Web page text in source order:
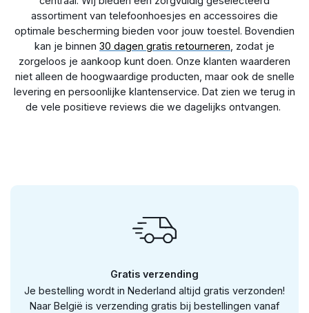
meegeleverde instructies en geniet binnen enkele minuten van
optimale bescherming voor je telefoon.
assortiment van telefoonhoesjes en accessoires die
optimale bescherming bieden voor jouw toestel. Bovendien
kan je binnen 30 dagen gratis retourneren , zodat je
zorgeloos je aankoop kunt doen. Onze klanten waarderen
niet alleen de hoogwaardige producten, maar ook de snelle
levering en persoonlijke klantenservice. Dat zien we terug in
de vele positieve reviews die we dagelijks ontvangen.
Gratis verzending
Je bestelling wordt in Nederland altijd gratis verzonden!
Naar België is verzending gratis bij bestellingen vanaf